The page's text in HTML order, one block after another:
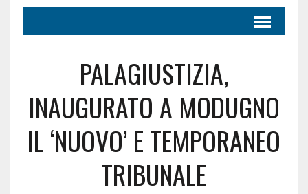
PALAGIUSTIZIA,
INAUGURATO A MODUGNO
IL ‘NUOVO’ E TEMPORANEO
TRIBUNALE